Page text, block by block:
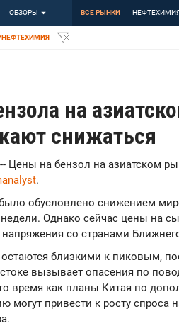
ОБЗОРЫ ВСЕ РЫНКИ
НЕФТЕХИМИЯ
на
снижаться
-- Цены на бензол на азиатском
.
обусловлено снижением
Однако сейчас цены на
напряжения со странами
близкими к пиковым,
вызывает опасения по
время как планы Китая по
могут привести к росту спроса